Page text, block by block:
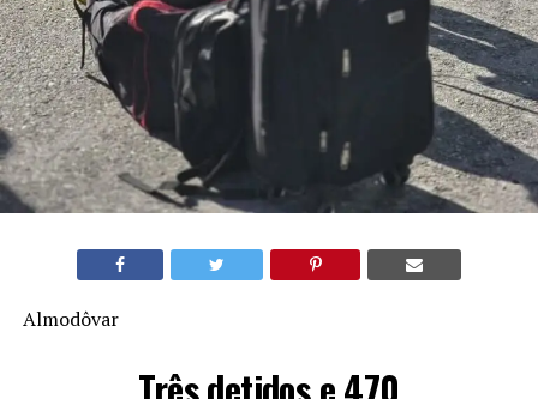
Almodôvar